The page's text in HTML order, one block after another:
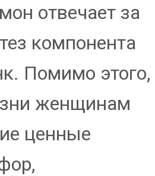
отвечает за
компонента
Помимо этого,
женщинам
ценные